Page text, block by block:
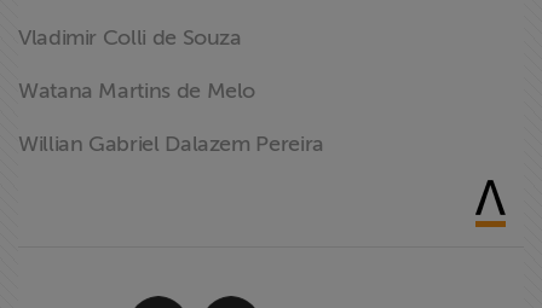
Vladimir Colli de Souza
Watana Martins de Melo
Willian Gabriel Dalazem Pereira